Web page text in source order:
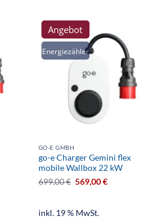
Angebot
Energiezähler
GO-E GMBH
go-e Charger Gemini flex
mobile Wallbox 22 kW
699,00€ 569,00€
inkl. 19 % MwSt.